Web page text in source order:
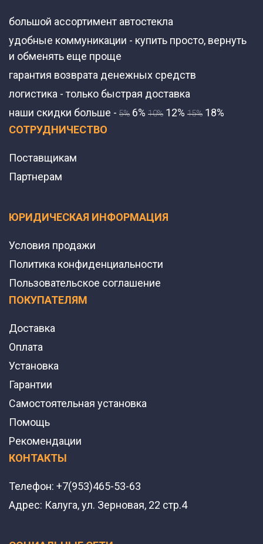
большой ассортимент автостекла
удобные коммуникации - купить просто, вернуть
и обменять еще проще
гарантия возврата денежных средств
логистика - только быстрая доставка
наши скидки больше - 5% 6% 10% 12% 15% 18%
СОТРУДНИЧЕСТВО
Поставщикам
Партнерам
ЮРИДИЧЕСКАЯ ИНФОРМАЦИЯ
Условия продажи
Политика конфиденциальности
Пользовательское соглашение
ПОКУПАТЕЛЯМ
Доставка
Оплата
Установка
Гарантии
Самостоятельная установка
Помощь
Рекомендации
КОНТАКТЫ
Телефон: +7(953)465-53-63
Адрес: Калуга, ул. Зерновая, 22 стр.4